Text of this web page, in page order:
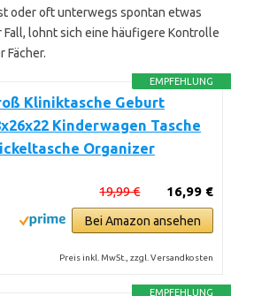
oder oft unterwegs spontan etwas
Fall, lohnt sich eine häufigere Kontrolle
Fächer.
EMPFEHLUNG
Kliniktasche Geburt
Kinderwagen Tasche
Organizer
16,99 €
19,99 €
Bei Amazon ansehen
Preis inkl. MwSt., zzgl. Versandkosten
EMPFEHLUNG